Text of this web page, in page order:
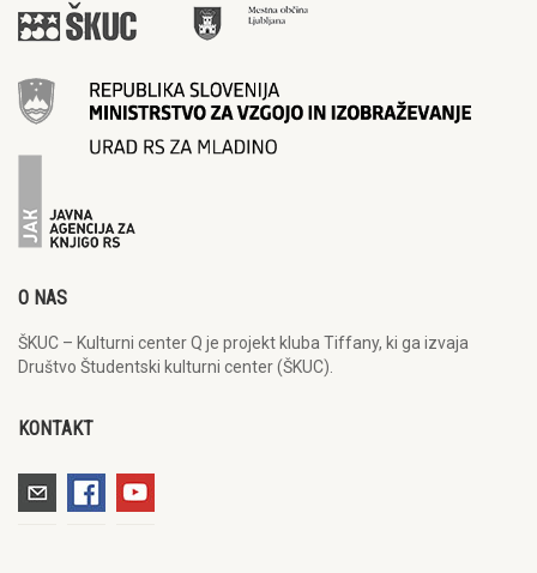
O NAS
ŠKUC – Kulturni center Q je projekt kluba Tiffany, ki ga izvaja
Društvo Študentski kulturni center (ŠKUC).
KONTAKT